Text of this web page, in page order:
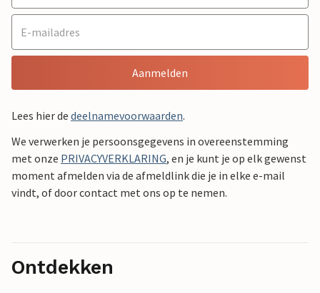
Aanmelden
Lees hier de deelnamevoorwaarden.
We verwerken je persoonsgegevens in overeenstemming
met onze PRIVACYVERKLARING, en je kunt je op elk gewenst
moment afmelden via de afmeldlink die je in elke e-mail
vindt, of door contact met ons op te nemen.
Ontdekken